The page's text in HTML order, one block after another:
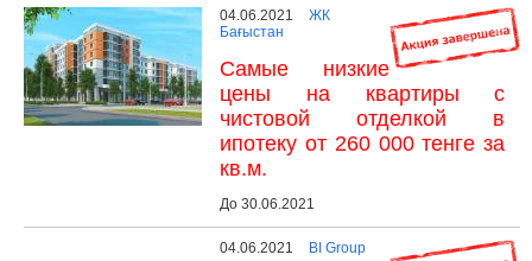
04.06.2021
ЖК
Бағыстан
Самые низкие
цены на квартиры с
чистовой отделкой в
ипотеку от 260 000 тенге за
кв.м.
До 30.06.2021
04.06.2021 BI Group